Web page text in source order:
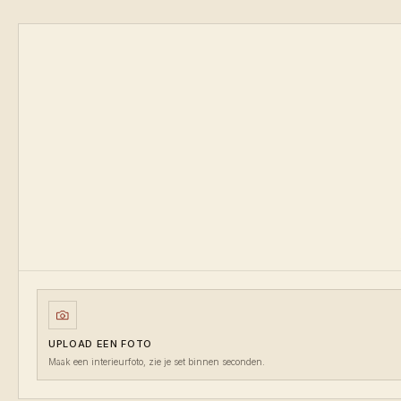
UPLOAD EEN FOTO
Maak een interieurfoto, zie je set binnen seconden.